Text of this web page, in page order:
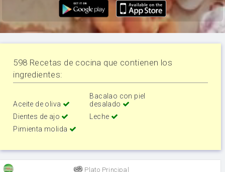
598 Recetas de cocina que contienen los
ingredientes:
Aceite de oliva
Bacalao con piel
desalado
Dientes de ajo
Leche
Pimienta molida
Plato Principal